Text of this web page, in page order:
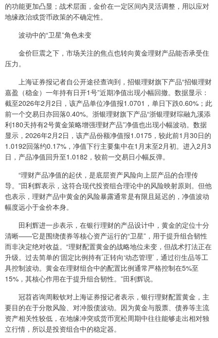
的功能更加凸显；战术层面，金价在一定区间内灵活调整，用以应对
地缘政治或货币政策的不确定性。
波动中的“卫星”角色未变
金价巨震之下，市场关注的焦点也转向黄金理财产品能否承受住
压力。
上海证券报记者自公开途径查询到，招银理财旗下产品“招银理财
嘉盈（稳金）一年持有日开1号”近期净值出现小幅回撤。数据显示：
截至2026年2月2日，该产品单位净值报1.0701，单日下跌0.60%；此
前一个交易日亦回落0.40%。浙银理财旗下产品“浙银理财琮融九溪添
利180天持有2号黄金策略增强理财产品”净值也出现小幅波动。数据
显示，2026年2月2日，该产品份额净值报1.0175，较此前1月30日的
1.0192回落约0.17%，净值下行主要集中在1月末至2月初。进入2月3
日，产品净值回升至1.0182，较前一交易日小幅反弹。
“理财产品净值的起伏，是底层资产风险向上层产品的合理传
导。”田利辉表示，这符合现代投资组合理论中的风险映射原则。但他
也表示，理财产品中黄金的风险暴露通常是有限且延迟的，净值波动
幅度远小于金价本身。
田利辉进一步表示，在银行理财的产品设计中，黄金的定位十分
清晰——它是围绕债券等核心资产运行的“卫星”，用于提升组合韧性
而非决定绝对收益。“理财配置黄金的战略地位未变，但战术打法正在
升级。过去简单的‘固定比例持有’正转向‘动态管理’，通过衍生品等工
具控制波动。黄金在理财组合中的配置比例通常严格控制在5%至
15%，其核心作用在于提升组合韧性。”田利辉说。
冠苕咨询周毅钦对上海证券报记者表示，银行理财配置黄金，主
要目的在于分散风险、对冲股债波动。因为黄金与股票、债券等主流
资产相关性较低，在地缘冲突或货币宽松周期中往往能够走出相对独
立行情，所以是投资组合中的稳定器。